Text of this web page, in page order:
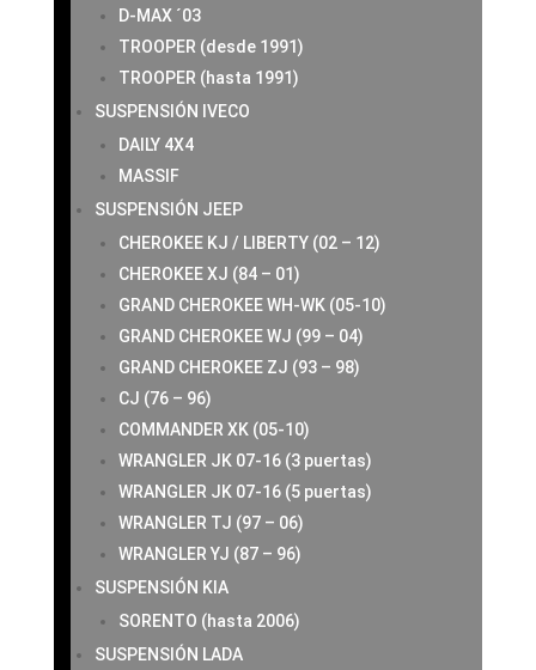
D-MAX ´03
TROOPER (desde 1991)
TROOPER (hasta 1991)
SUSPENSIÓN IVECO
DAILY 4X4
MASSIF
SUSPENSIÓN JEEP
CHEROKEE KJ / LIBERTY (02 – 12)
CHEROKEE XJ (84 – 01)
GRAND CHEROKEE WH-WK (05-10)
GRAND CHEROKEE WJ (99 – 04)
GRAND CHEROKEE ZJ (93 – 98)
CJ (76 – 96)
COMMANDER XK (05-10)
WRANGLER JK 07-16 (3 puertas)
WRANGLER JK 07-16 (5 puertas)
WRANGLER TJ (97 – 06)
WRANGLER YJ (87 – 96)
SUSPENSIÓN KIA
SORENTO (hasta 2006)
SUSPENSIÓN LADA